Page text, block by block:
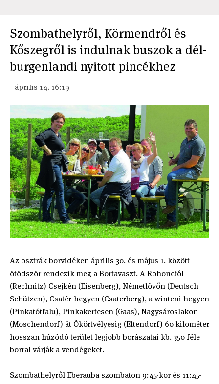
Szombathelyről, Körmendről és
Kőszegről is indulnak buszok a dél-
burgenlandi nyitott pincékhez
április 14. 16:19
Az osztrák borvidéken április 30. és május 1. között
ötödször rendezik meg a Bortavaszt. A Rohonctól
(Rechnitz) Csejkén (Eisenberg), Németlövőn (Deutsch
Schützen), Csatér-hegyen (Csaterberg), a winteni hegyen
(Pinkatótfalu), Pinkakertesen (Gaas), Nagysároslakon
(Moschendorf) át Ókörtvélyesig (Eltendorf) 60 kilométer
hosszan húzódó terület legjobb borászatai kb. 350 féle
borral várják a vendégeket.
Szombathelyről Eberauba szombaton 9:45-kor és 11:45-